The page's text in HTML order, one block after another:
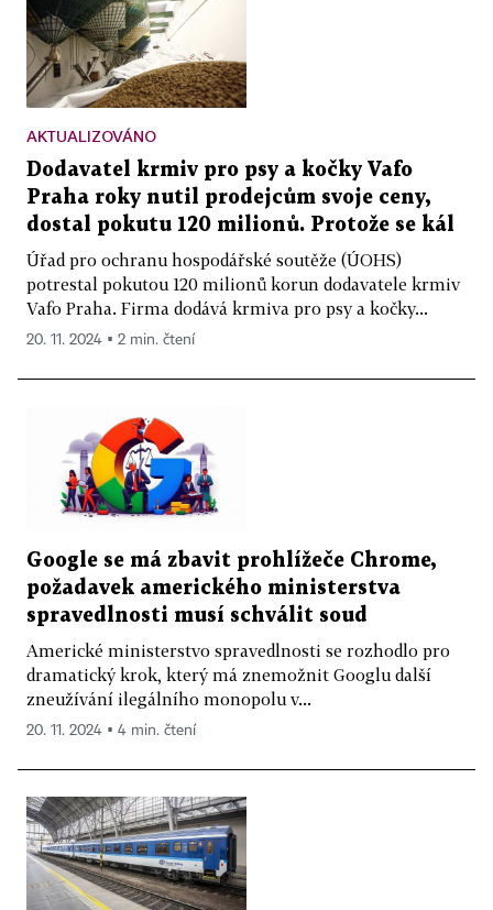
AKTUALIZOVÁNO
Dodavatel krmiv pro psy a kočky Vafo
Praha roky nutil prodejcům svoje ceny,
dostal pokutu 120 milionů. Protože se kál
Úřad pro ochranu hospodářské soutěže (ÚOHS)
potrestal pokutou 120 milionů korun dodavatele krmiv
Vafo Praha. Firma dodává krmiva pro psy a kočky...
20. 11. 2024 ▪ 2 min. čtení
Google se má zbavit prohlížeče Chrome,
požadavek amerického ministerstva
spravedlnosti musí schválit soud
Americké ministerstvo spravedlnosti se rozhodlo pro
dramatický krok, který má znemožnit Googlu další
zneužívání ilegálního monopolu v...
20. 11. 2024 ▪ 4 min. čtení